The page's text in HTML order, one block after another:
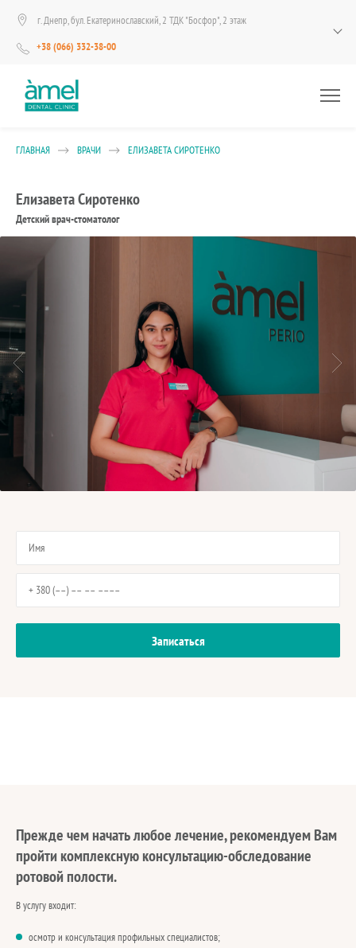
г. Днепр, бул. Екатеринославский, 2 ТДК "Босфор", 2 этаж
+38 (066) 332-38-00
ГЛАВНАЯ ВРАЧИ ЕЛИЗАВЕТА СИРОТЕНКО
Елизавета Сиротенко
Детский врач-стоматолог
Прежде чем начать любое лечение, рекомендуем Вам
пройти комплексную консультацию-обследование
ротовой полости.
В услугу входит:
осмотр и консультация профильных специалистов;